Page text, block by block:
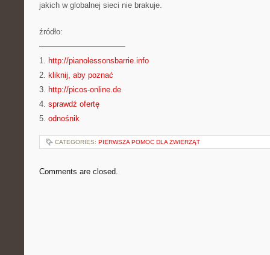
jakich w globalnej sieci nie brakuje.
źródło:
———————————
1. http://pianolessonsbarrie.info
2. kliknij, aby poznać
3. http://picos-online.de
4. sprawdź ofertę
5. odnośnik
CATEGORIES: PIERWSZA POMOC DLA ZWIERZĄT
Comments are closed.